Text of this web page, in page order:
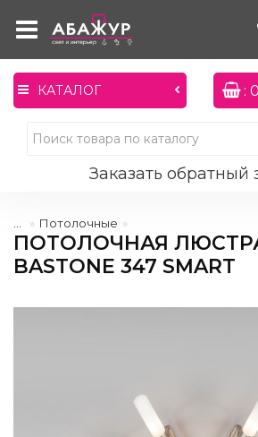
КАТАЛОГ : 0
Заказать обратный
Потолочные
ПОТОЛОЧНАЯ ЛЮСТРА
BASTONE 347 SMART